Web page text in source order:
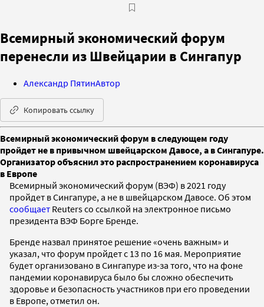
Всемирный экономический форум
перенесли из Швейцарии в Сингапур
Александр ПятинАвтор
Копировать ссылку
Всемирный экономический форум в следующем году
пройдет не в привычном швейцарском Давосе, а в Сингапуре.
Организатор объяснил это распространением коронавируса
в Европе
Всемирный экономический форум (ВЭФ) в 2021 году
пройдет в Сингапуре, а не в швейцарском Давосе. Об этом
сообщает Reuters со ссылкой на электронное письмо
президента ВЭФ Борге Бренде.
Бренде назвал принятое решение «очень важным» и
указал, что форум пройдет с 13 по 16 мая. Мероприятие
будет организовано в Сингапуре из-за того, что на фоне
пандемии коронавируса было бы сложно обеспечить
здоровье и безопасность участников при его проведении
в Европе, отметил он.